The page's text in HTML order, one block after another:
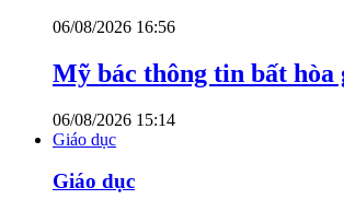
06/08/2026 16:56
Mỹ bác thông tin bất
06/08/2026 15:14
Giáo dục
Giáo dục